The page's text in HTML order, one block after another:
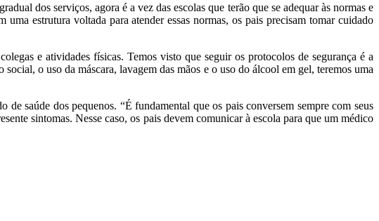
dos serviços, agora é a vez das escolas que terão que se adequar às normas e
estrutura voltada para atender essas normas, os pais precisam tomar cuidado
e atividades físicas. Temos visto que seguir os protocolos de segurança é a
o uso da máscara, lavagem das mãos e o uso do álcool em gel, teremos uma
saúde dos pequenos. “É fundamental que os pais conversem sempre com seus
sintomas. Nesse caso, os pais devem comunicar à escola para que um médico